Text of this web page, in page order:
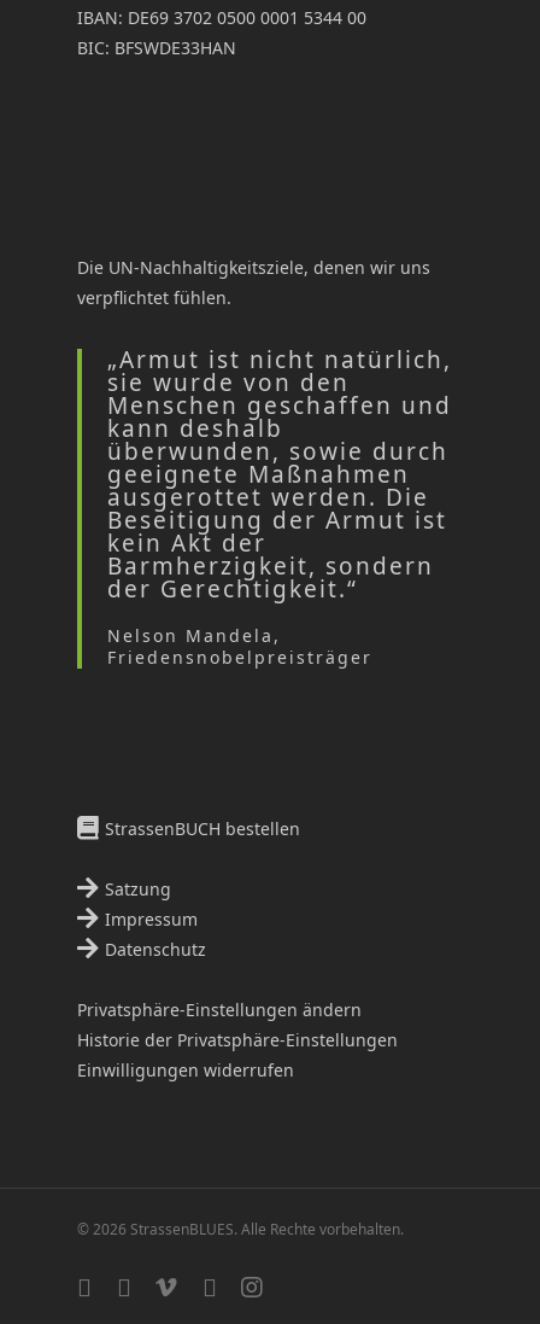
IBAN: DE69 3702 0500 0001 5344 00
BIC: BFSWDE33HAN
Die UN-Nachhaltigkeitsziele, denen wir uns
verpflichtet fühlen.
„Armut ist nicht natürlich,
sie wurde von den
Menschen geschaffen und
kann deshalb
überwunden, sowie durch
geeignete Maßnahmen
ausgerottet werden. Die
Beseitigung der Armut ist
kein Akt der
Barmherzigkeit, sondern
der Gerechtigkeit.“
Nelson Mandela,
Friedensnobelpreisträger
StrassenBUCH bestellen
Satzung
Impressum
Datenschutz
Privatsphäre-Einstellungen ändern
Historie der Privatsphäre-Einstellungen
Einwilligungen widerrufen
© 2026 StrassenBLUES. Alle Rechte vorbehalten.
twitter facebook
vimeo linkedininstagram